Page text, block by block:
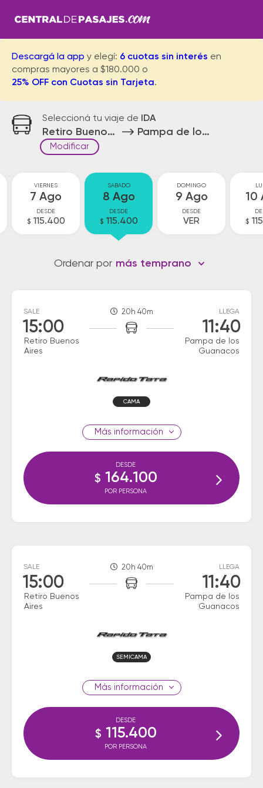
Descargá la app y elegí: 6 cuotas sin interés en
compras mayores a $180.000 o
25% OFF con Cuotas sin Tarjeta.
Seleccioná tu viaje de IDA
Retiro Buenos Aires Pampa de los Guanacos
Modificar
VIERNES
7 Ago
DESDE
$ 115.400
SABADO
8 Ago
DESDE
$ 115.400
DOMINGO
9 Ago
DESDE
VER
10
$
Ordenar por más temprano
SALE
15:00
Retiro Buenos
Aires
20h 40m LLEGA
11:40
Pampa de los
Guanacos
CAMA
información
DESDE
$ 164.100
POR PERSONA
SALE
15:00
Retiro Buenos
Aires
20h 40m LLEGA
11:40
Pampa de los
Guanacos
SEMICAMA
información
DESDE
$ 115.400
POR PERSONA